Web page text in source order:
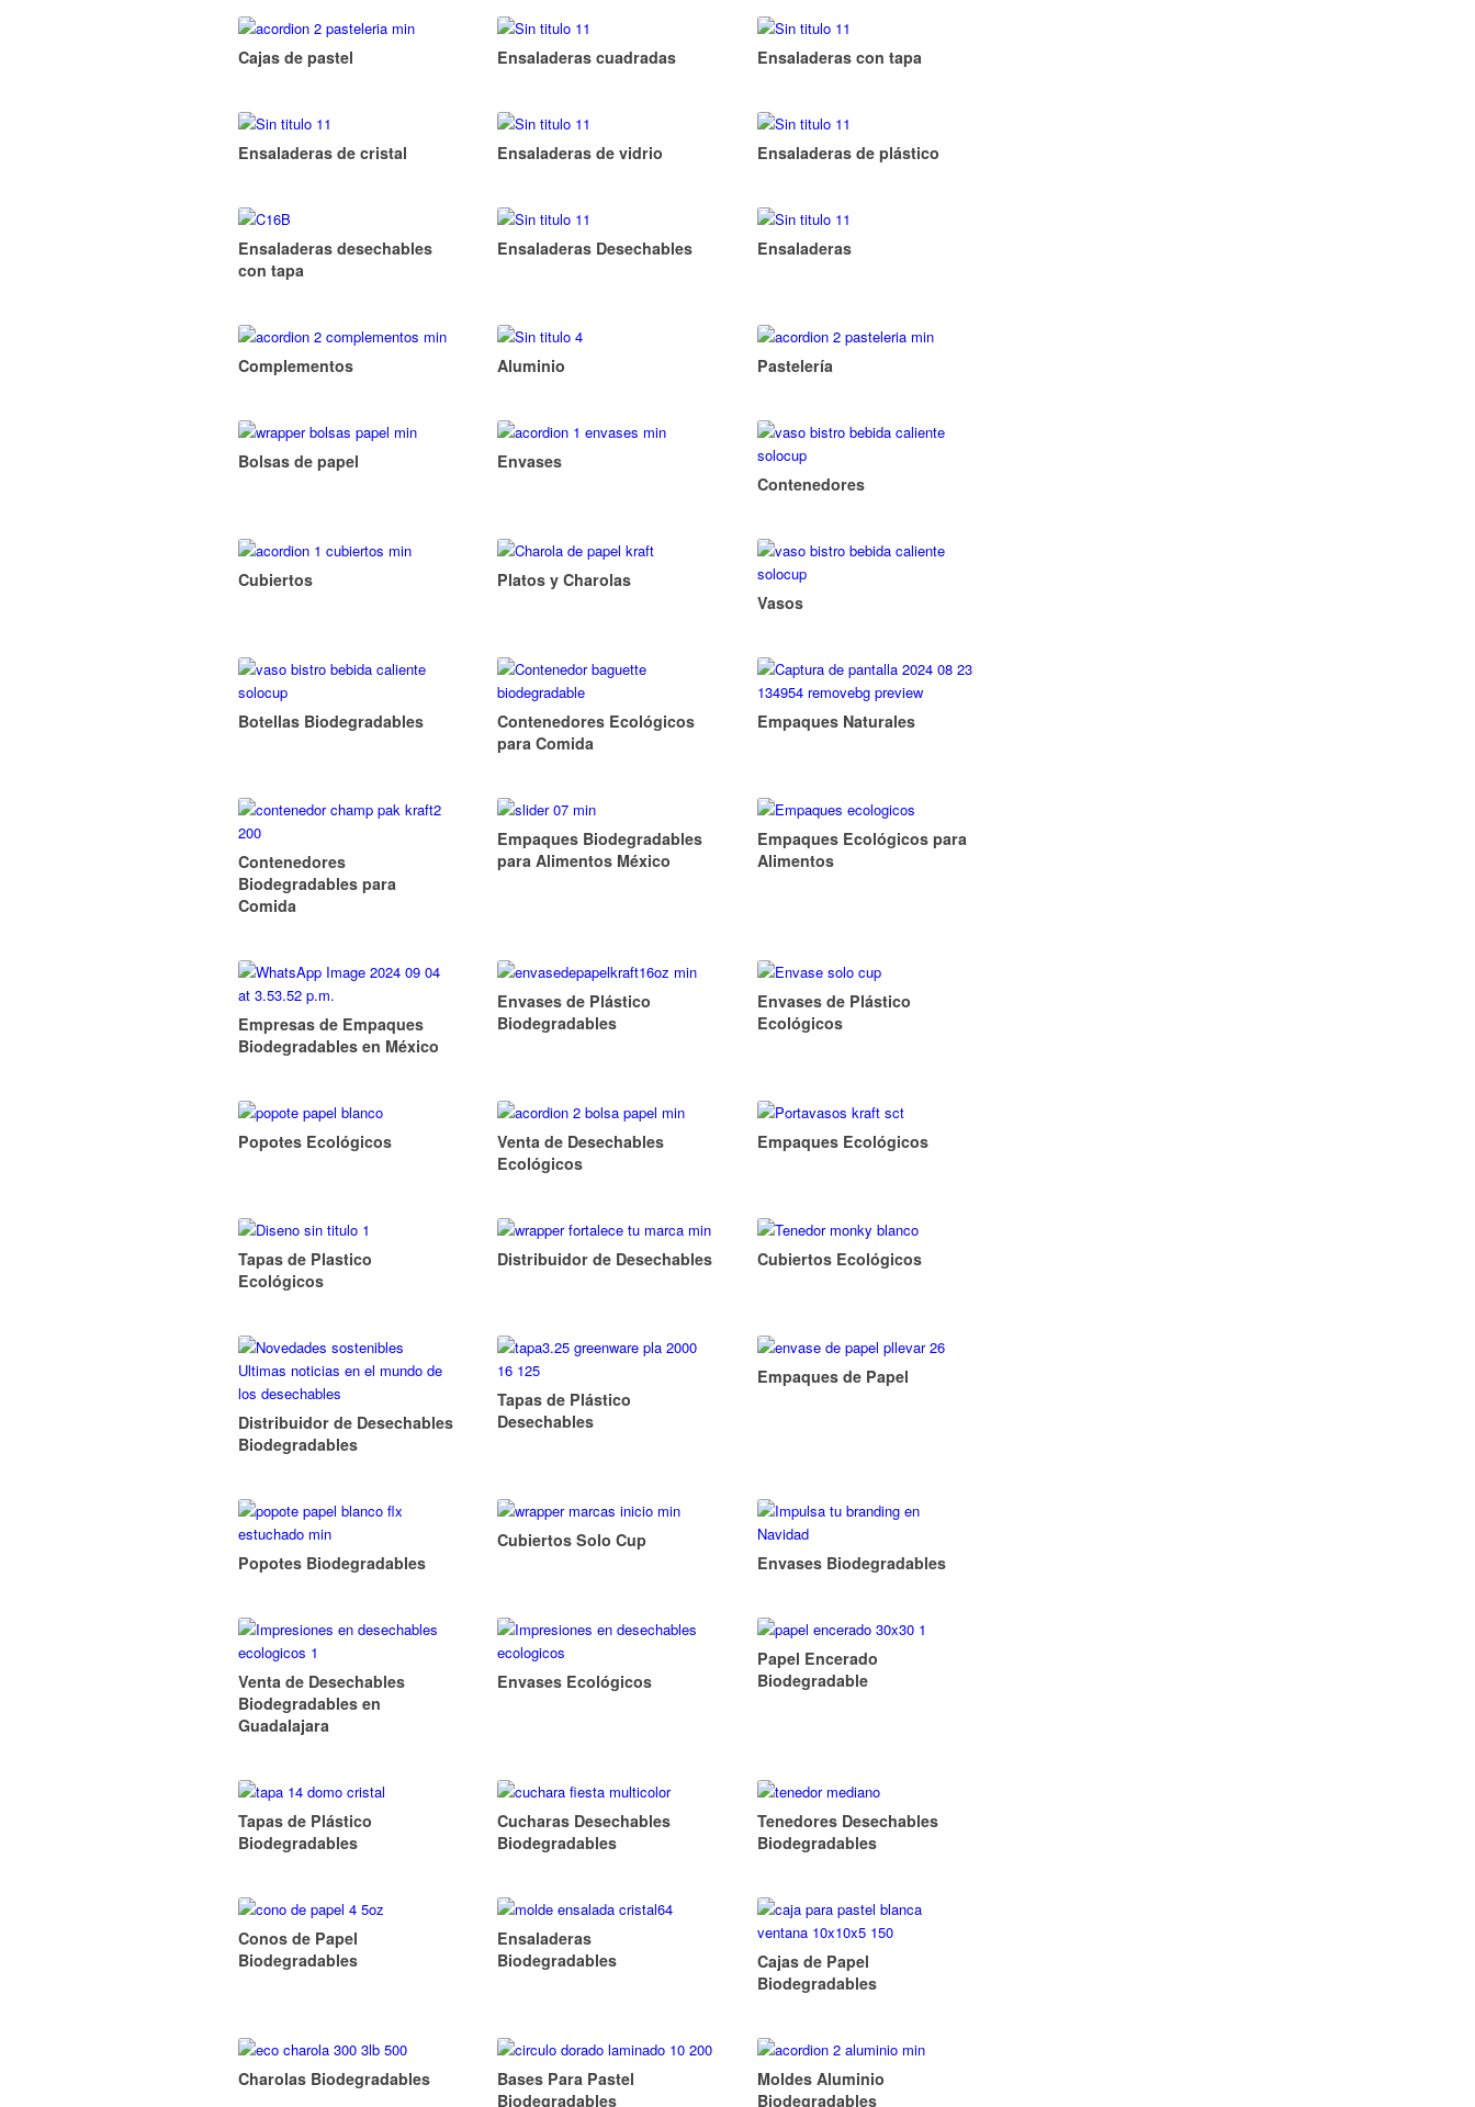
Cajas de pastel Ensaladeras cuadradas Ensaladeras con tapa
Ensaladeras de cristal Ensaladeras de vidrio Ensaladeras de plástico
Ensaladeras desechables
con tapa
Ensaladeras Desechables Ensaladeras
Complementos Aluminio Pastelería
Bolsas de papel
Envases
Contenedores
Cubiertos
Platos y Charolas
Vasos
Botellas Biodegradables
Contenedores Ecológicos
para Comida
Empaques Naturales
Contenedores
Biodegradables para
Comida
Empaques Biodegradables
para Alimentos México
Empaques Ecológicos para
Alimentos
Empresas de Empaques
Biodegradables en México
Envases de Plástico
Biodegradables
Envases de Plástico
Ecológicos
Popotes Ecológicos
Venta de Desechables
Ecológicos
Empaques Ecológicos
Tapas de Plastico
Ecológicos
Distribuidor de Desechables Cubiertos Ecológicos
Distribuidor de Desechables
Biodegradables
Tapas de Plástico
Desechables
Empaques de Papel
Popotes Biodegradables
Cubiertos Solo Cup
Envases Biodegradables
Venta de Desechables
Biodegradables en
Guadalajara
Envases Ecológicos
Papel Encerado
Biodegradable
Tapas de Plástico
Biodegradables
Cucharas Desechables
Biodegradables
Tenedores Desechables
Biodegradables
Conos de Papel
Biodegradables
Ensaladeras
Biodegradables
Cajas de Papel
Biodegradables
Charolas Biodegradables
Bases Para Pastel
Biodegradables
Moldes Aluminio
Biodegradables